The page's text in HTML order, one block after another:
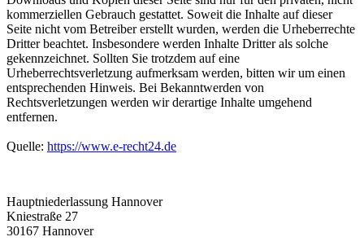
kommerziellen Gebrauch gestattet. Soweit die Inhalte auf dieser
Seite nicht vom Betreiber erstellt wurden, werden die Urheberrechte
Dritter beachtet. Insbesondere werden Inhalte Dritter als solche
gekennzeichnet. Sollten Sie trotzdem auf eine
Urheberrechtsverletzung aufmerksam werden, bitten wir um einen
entsprechenden Hinweis. Bei Bekanntwerden von
Rechtsverletzungen werden wir derartige Inhalte umgehend
entfernen.
Quelle: https://www.e-recht24.de
Hauptniederlassung Hannover
Kniestraße 27
30167 Hannover